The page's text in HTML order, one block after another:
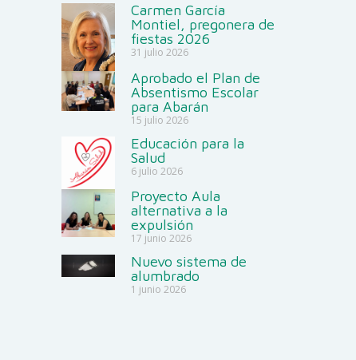
Carmen García
Montiel, pregonera de
fiestas 2026
31 julio 2026
Aprobado el Plan de
Absentismo Escolar
para Abarán
15 julio 2026
Educación para la
Salud
6 julio 2026
Proyecto Aula
alternativa a la
expulsión
17 junio 2026
Nuevo sistema de
alumbrado
1 junio 2026